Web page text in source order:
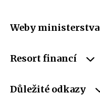
Weby ministerstva
Resort financí
Důležité odkazy